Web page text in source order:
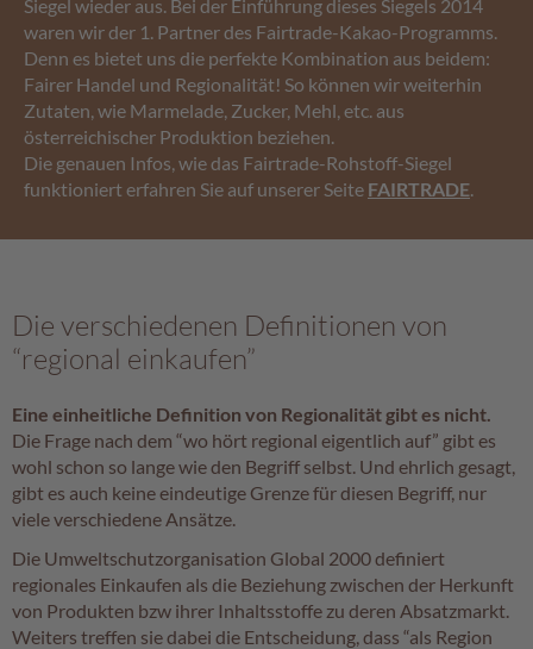
Siegel wieder aus. Bei der Einführung dieses Siegels 2014
waren wir der 1. Partner des Fairtrade-Kakao-Programms.
Denn es bietet uns die perfekte Kombination aus beidem:
Fairer Handel und Regionalität! So können wir weiterhin
Zutaten, wie Marmelade, Zucker, Mehl, etc. aus
österreichischer Produktion beziehen.
Die genauen Infos, wie das Fairtrade-Rohstoff-Siegel
funktioniert erfahren Sie auf unserer Seite FAIRTRADE.
Die verschiedenen Definitionen von
“regional einkaufen”
Eine einheitliche Definition von Regionalität gibt es nicht.
Die Frage nach dem “wo hört regional eigentlich auf” gibt es
wohl schon so lange wie den Begriff selbst. Und ehrlich gesagt,
gibt es auch keine eindeutige Grenze für diesen Begriff, nur
viele verschiedene Ansätze.
Die Umweltschutzorganisation Global 2000 definiert
regionales Einkaufen als die Beziehung zwischen der Herkunft
von Produkten bzw ihrer Inhaltsstoffe zu deren Absatzmarkt.
Weiters treffen sie dabei die Entscheidung, dass “als Region